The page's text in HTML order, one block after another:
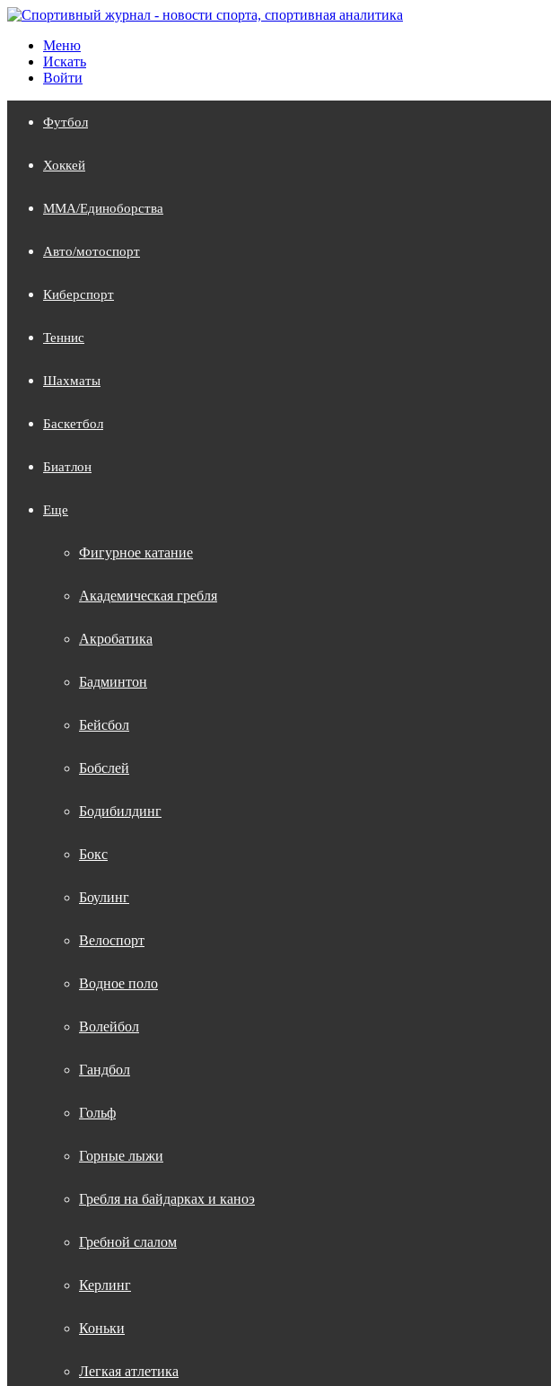
Меню
Искать
Войти
Футбол
Хоккей
MMA/Единоборства
Авто/мотоспорт
Киберспорт
Теннис
Шахматы
Баскетбол
Биатлон
Еще
Фигурное катание
Академическая гребля
Акробатика
Бадминтон
Бейсбол
Бобслей
Бодибилдинг
Бокс
Боулинг
Велоспорт
Водное поло
Волейбол
Гандбол
Гольф
Горные лыжи
Гребля на байдарках и каноэ
Гребной слалом
Керлинг
Коньки
Легкая атлетика